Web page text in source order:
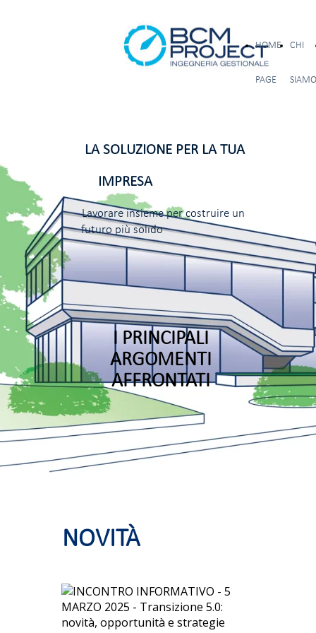
HOME
PAGE
CHI
SIAMO
LA SOLUZIONE PER LA TUA
IMPRESA
Lavorare insieme per costruire un
futuro più solido
I PRINCIPALI
ARGOMENTI
AFFRONTATI
NOVITÀ